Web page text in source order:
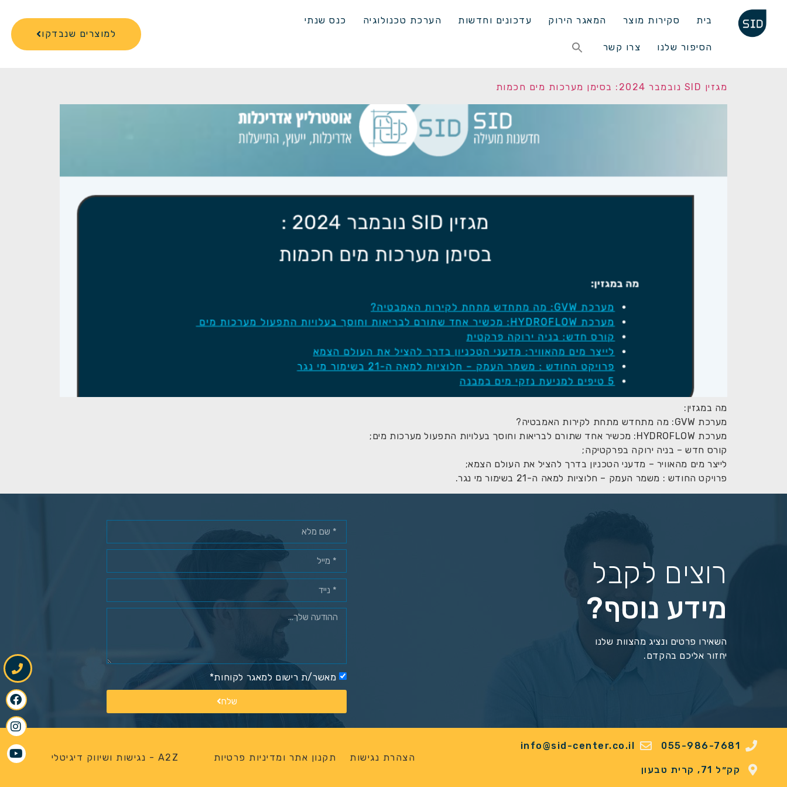
בית סקירות מוצר המאגר הירוק עדכונים וחדשות הערכת טכנולוגיה כנס שנתי
הסיפור שלנו צרו קשר
Search
for:
למוצרים שנבדקו
מגזין SID נובמבר 2024: בסימן מערכות מים חכמות
מה במגזין:
מערכת GVW: מה מתחדש מתחת לקירות האמבטיה?
מערכת HYDROFLOW: מכשיר אחד שתורם לבריאות וחוסך בעלויות התפעול מערכות מים;
קורס חדש – בניה ירוקה בפרקטיקה;
לייצר מים מהאוויר – מדעני הטכניון בדרך להציל את העולם הצמא;
פרויקט החודש : משמר העמק – חלוציות למאה ה-21 בשימור מי נגר.
רוצים לקבל
מידע נוסף?
השאירו פרטים ונציג מהצוות שלנו
יחזור אליכם בהקדם.
מאשר/ת רישום למאגר לקוחות*
שלח
055-986-7681
info@sid-center.co.il
קק״ל 71, קרית טבעון
הצהרת נגישות תקנון אתר ומדיניות פרטיות A2Z - נגישות ושיווק דיגיטלי